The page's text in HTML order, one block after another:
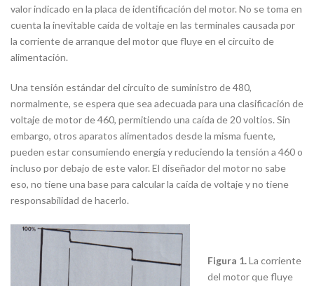
valor indicado en la placa de identificación del motor. No se toma en
cuenta la inevitable caída de voltaje en las terminales causada por
la corriente de arranque del motor que fluye en el circuito de
alimentación.
Una tensión estándar del circuito de suministro de 480,
normalmente, se espera que sea adecuada para una clasificación de
voltaje de motor de 460, permitiendo una caída de 20 voltios. Sin
embargo, otros aparatos alimentados desde la misma fuente,
pueden estar consumiendo energía y reduciendo la tensión a 460 o
incluso por debajo de este valor. El diseñador del motor no sabe
eso, no tiene una base para calcular la caída de voltaje y no tiene
responsabilidad de hacerlo.
Figura 1.La corriente
del motor que fluye